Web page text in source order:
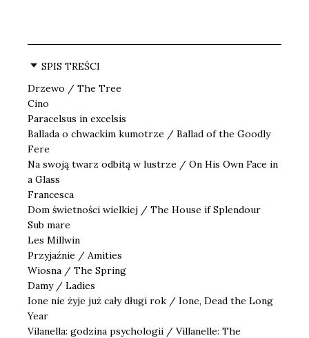
SPIS TREŚCI
Drzewo / The Tree
Cino
Paracelsus in excelsis
Ballada o chwackim kumotrze / Ballad of the Goodly
Fere
Na swoją twarz odbitą w lustrze / On His Own Face in
a Glass
Francesca
Dom świetności wielkiej / The House if Splendour
Sub mare
Les Millwin
Przyjaźnie / Amities
Wiosna / The Spring
Damy / Ladies
Ione nie żyje już cały długi rok / Ione, Dead the Long
Year
Vilanella: godzina psychologii / Villanelle: The